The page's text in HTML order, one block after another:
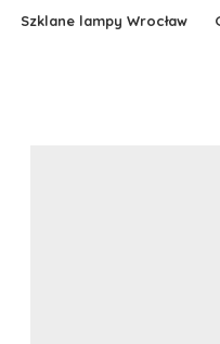
Szklane lampy Wrocław